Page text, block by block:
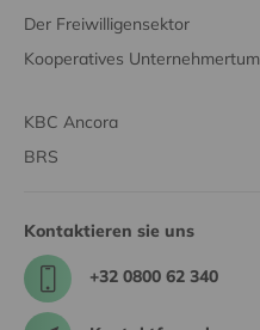
Der Freiwilligensektor
Kooperatives Unternehmertum
KBC Ancora
BRS
Kontaktieren sie uns
+32 0800 62 340